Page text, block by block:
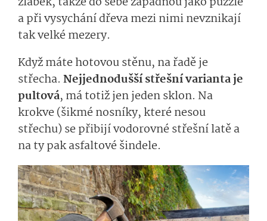
a při vysychání dřeva mezi nimi nevznikají
tak velké mezery.
Když máte hotovou stěnu, na řadě je
střecha. Nejjednodušší střešní varianta je
pultová, má totiž jen jeden sklon. Na
krokve (šikmé nosníky, které nesou
střechu) se přibijí vodorovné střešní latě a
na ty pak asfaltové šindele.